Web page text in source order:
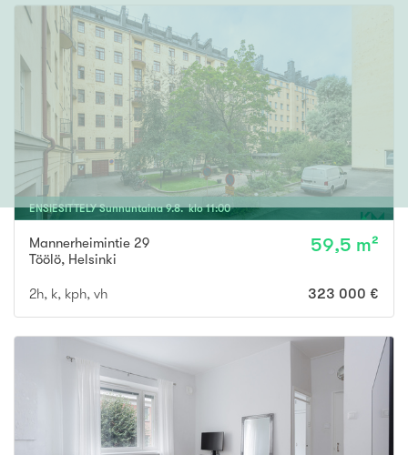
ENSIESITTELY Sunnuntaina 9.8. klo11:00
Mannerheimintie 29
Töölö, Helsinki
59,5 m²
2h, k, kph, vh 323 000 €